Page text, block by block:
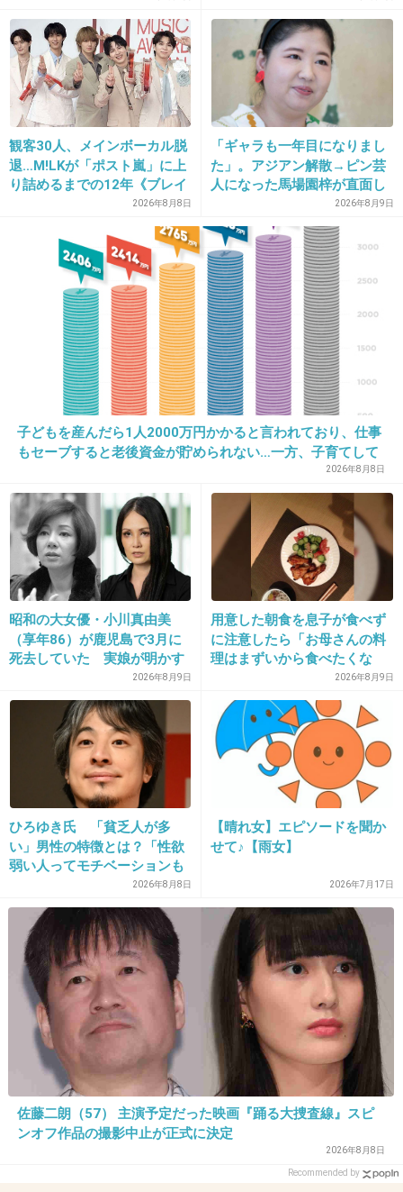
綺麗な女優やモデルがでてる髪のカラーの
CM。
絶対いい美容室で染めてるでしょって思う
+777 -2
2015/02/22(日) 21:51:09
ドラッグストアで売ってるプチプラ化粧品。
百貨店とかの高級化粧品使ってるんだろうなっ
思ってる。
+443 -2
34. 匿名 2015/02/22(日) 21:51:10
本田選手のユニクロ。。。。
+562 -21
35. 匿名2015/02/22(日) 21:51:55
アコム、レイク、アイフル
+502 -5
2015/02/22(日) 21:52:01
北大路欣也は絶対くら寿司行かないよ
+796
37. 匿名2015/02/22(日) 21:52:21
部屋にあんだけシャネルの袋置いてるなら、化
粧品もシャネル使ってそう
+1001 -8
38. 匿名2015/02/22(日) 21:52:34
本当にエスケーツー使ってないって言った
の？？けっこうあっさり教えてくれるんだね綾
観客30人、メインボーカル脱
退…M!LKが「ポスト嵐」に上
り詰めるまでの12年《ブレイ
2026年8月8日
「ギャラも一年目になりまし
た」。アジアン解散→ピン芸
人になった馬場園梓が直面し
た現実、そして携える芸人と
しての矜持
2026年8月9日
子どもを産んだら1人2000万円かかると言われており、仕事
もセーブすると老後資金が貯められない…一方、子育てして
いない人は潤沢な資金で悠々老後だと歪んでいるのでは？→
様々な意見
2026年8月8日
昭和の大女優・小川真由美
（享年86）が鹿児島で3月に
死去していた 実娘が明かす
「毒母」の素顔と空白の晩年
2026年8月9日
用意した朝食を息子が食べず
に注意したら「お母さんの料
理はまずいから食べたくな
い」と…「まずいなら食べな
くていい。今後は自分で食事
を用意しなさい。お金は渡
す」と言った話が議論に
2026年8月9日
ひろゆき氏 「貧乏人が多
い」男性の特徴とは？「性欲
弱い人ってモチベーションも
低いので貧乏人多い」2026年8月8日
【晴れ女】エピソードを聞か
せて♪【雨女】
2026年7月17日
佐藤二朗（57） 主演予定だった映画『踊る大捜査線』スピ
ンオフ作品の撮影中止が正式に決定
2026年8月8日
Recommended by